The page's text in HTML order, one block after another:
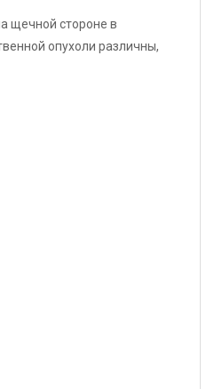
щечной стороне в
опухоли различны,